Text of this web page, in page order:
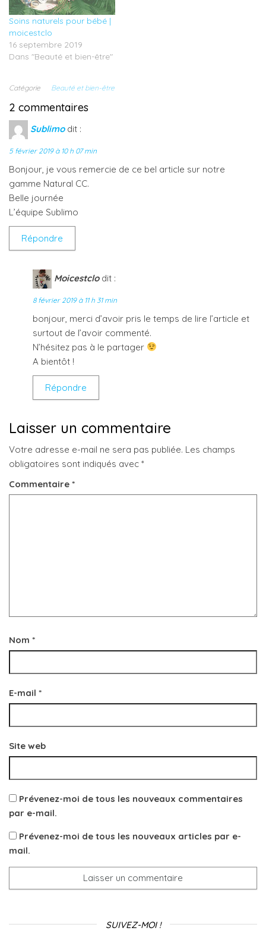
l
e
e
n
ê
t
e
f
e
t
r
e
e
f
e
r
e
Soins naturels pour bébé |
moicestclo
16 septembre 2019
Dans "Beauté et bien-être"
Catégorie Beauté et bien-être
2 commentaires
Sublimo dit :
5 février 2019 à 10 h 07 min
Bonjour, je vous remercie de ce bel article sur notre
gamme Natural CC.
Belle journée
L’équipe Sublimo
Répondre
Moicestclo dit :
8 février 2019 à 11 h 31 min
bonjour, merci d’avoir pris le temps de lire l’article et
surtout de l’avoir commenté.
N’hésitez pas à le partager
A bientôt !
Répondre
Laisser un commentaire
Votre adresse e-mail ne sera pas publiée. Les champs
obligatoires sont indiqués avec *
Commentaire *
Nom *
E-mail *
Site web
Prévenez-moi de tous les nouveaux commentaires
par e-mail.
Prévenez-moi de tous les nouveaux articles par e-
mail.
SUIVEZ-MOI !